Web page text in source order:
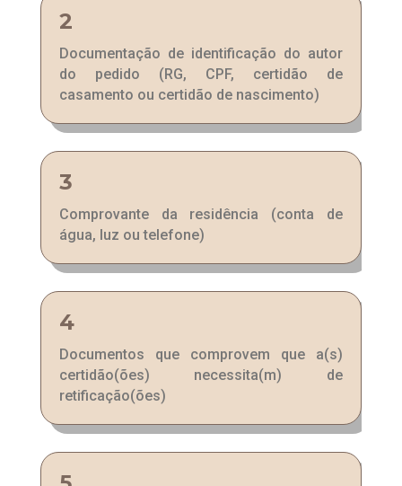
2
Documentação de identificação do autor
do pedido (RG, CPF, certidão de
casamento ou certidão de nascimento)
3
Comprovante da residência (conta de
água, luz ou telefone)
4
Documentos que comprovem que a(s)
certidão(ões) necessita(m) de
retificação(ões)